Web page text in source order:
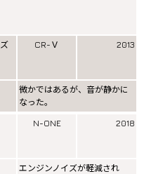
CR-Ｖ 2013
微かではあるが、音が静かに
なった。
N-ONE 2018
エンジンノイズが軽減され